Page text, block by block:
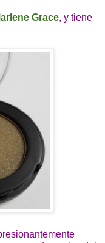
Grace, y tiene